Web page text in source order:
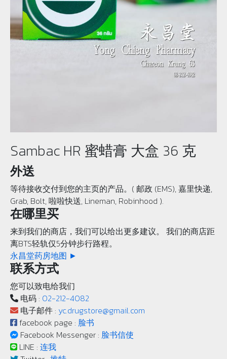
Sambac HR 蜜蜡膏 大盒 36 克
外送
等待接收交付到您的主页的产品。( 邮政 (EMS), 嘉里快递,
Grab, Bolt, 啦啦快送, Lineman, Robinhood ).
在哪里买
来到我们的商店，我们可以给出更多建议。 我们的商店距
离BTS轻轨仅5分钟步行路程。
永昌堂药房地图 ►
联系方式
您可以致电给我们
电码 : 02-212-4082
电子邮件 : yc.drugstore@gmail.com
facebook page : 脸书
Facebook Messenger : 脸书信使
LINE : 连我